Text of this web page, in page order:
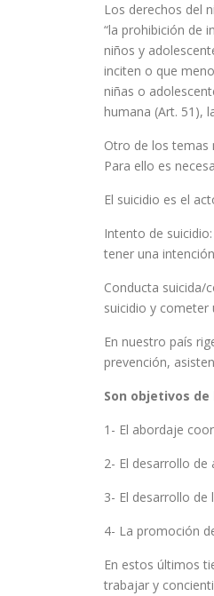
Los derechos del
“la prohibición de
niños y
inciten o que
niñas o
humana (Art. 51),
Otro de los temas
Para ello es
El suicidio es el
Intento de
tener una
Conducta suicida/
suicidio y cometer
En nuestro país
prevención,
Son objetivos
1- El abordaje
2- El desarrollo de
3- El desarrollo de
4- La promoción
En estos últimos
trabajar y